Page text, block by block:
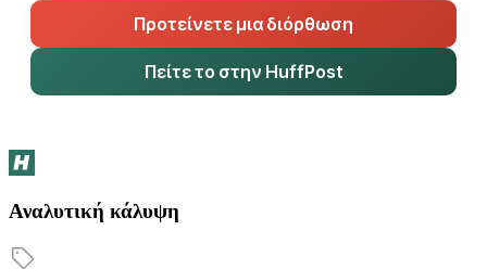
Προτείνετε μια διόρθωση
Πείτε το στην HuffPost
Αναλυτική κάλυψη